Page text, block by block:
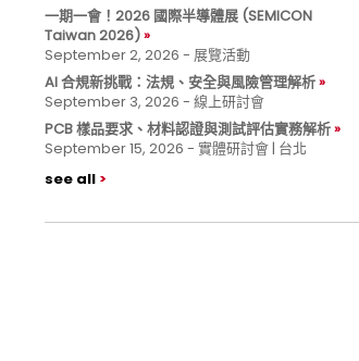
一期一會！2026 國際半導體展 (SEMICON
Taiwan 2026)
September 2, 2026 - 展覽活動
AI 合規新挑戰：法規、安全與風險管理解析
September 3, 2026 - 線上研討會
PCB 樣品要求、材料認證與測試評估實務解析
September 15, 2026 - 實體研討會 | 台北
see all